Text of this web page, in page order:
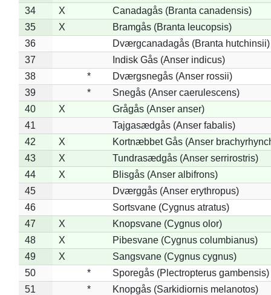
34
X
Canadagås (Branta canadensis)
35
X
Bramgås (Branta leucopsis)
36
Dværgcanadagås (Branta hutchinsii)
37
Indisk Gås (Anser indicus)
38
*
Dværgsnegås (Anser rossii)
39
*
Snegås (Anser caerulescens)
40
X
Grågås (Anser anser)
41
Tajgasædgås (Anser fabalis)
42
X
Kortnæbbet Gås (Anser
43
X
Tundrasædgås (Anser serrirostris)
44
X
Blisgås (Anser albifrons)
45
Dværggås (Anser erythropus)
46
Sortsvane (Cygnus atratus)
47
X
Knopsvane (Cygnus olor)
48
X
Pibesvane (Cygnus columbianus)
49
X
Sangsvane (Cygnus cygnus)
50
*
Sporegås (Plectropterus gambensis)
51
*
Knopgås (Sarkidiornis melanotos)